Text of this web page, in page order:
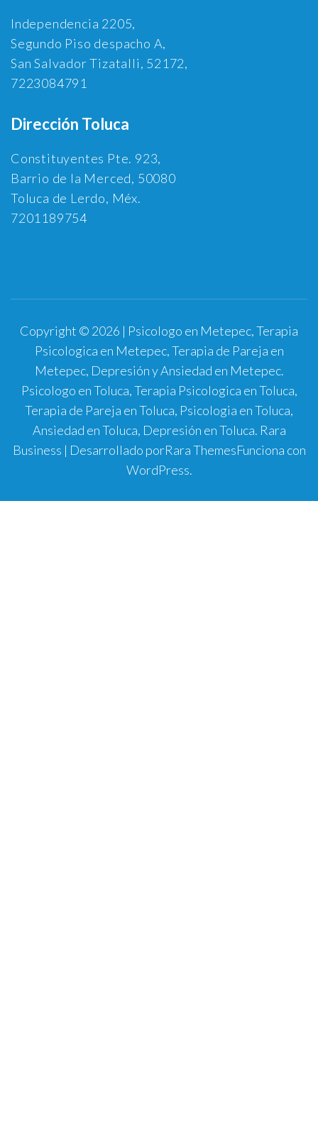
Independencia 2205,
Segundo Piso despacho A,
San Salvador Tizatalli, 52172,
7223084791
Dirección Toluca
Constituyentes Pte. 923,
Barrio de la Merced, 50080
Toluca de Lerdo, Méx.
7201189754
Copyright © 2026 | Psicologo en Metepec, Terapia
Psicologica en Metepec, Terapia de Pareja en
Metepec, Depresión y Ansiedad en Metepec.
Psicologo en Toluca, Terapia Psicologica en Toluca,
Terapia de Pareja en Toluca, Psicologia en Toluca,
Ansiedad en Toluca, Depresión en Toluca. Rara
Business | Desarrollado porRara ThemesFunciona con
WordPress.